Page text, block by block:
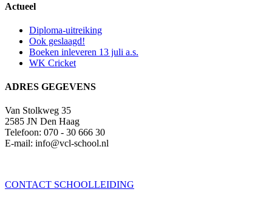
Actueel
Diploma-uitreiking
Ook geslaagd!
Boeken inleveren 13 juli a.s.
WK Cricket
ADRES GEGEVENS
Van Stolkweg 35
2585 JN Den Haag
Telefoon: 070 - 30 666 30
E-mail: info@vcl-school.nl
CONTACT SCHOOLLEIDING